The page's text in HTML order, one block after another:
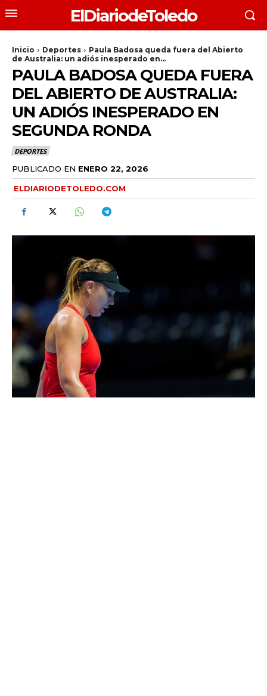
ElDiariodeToledo
Inicio Deportes
Paula Badosa queda fuera del Abierto
de Australia: un adiós inesperado en...
PAULA BADOSA QUEDA FUERA
DEL ABIERTO DE AUSTRALIA:
UN ADIÓS INESPERADO EN
SEGUNDA RONDA
DEPORTES
PUBLICADO EN ENERO 22, 2026
ELDIARIODETOLEDO.COM